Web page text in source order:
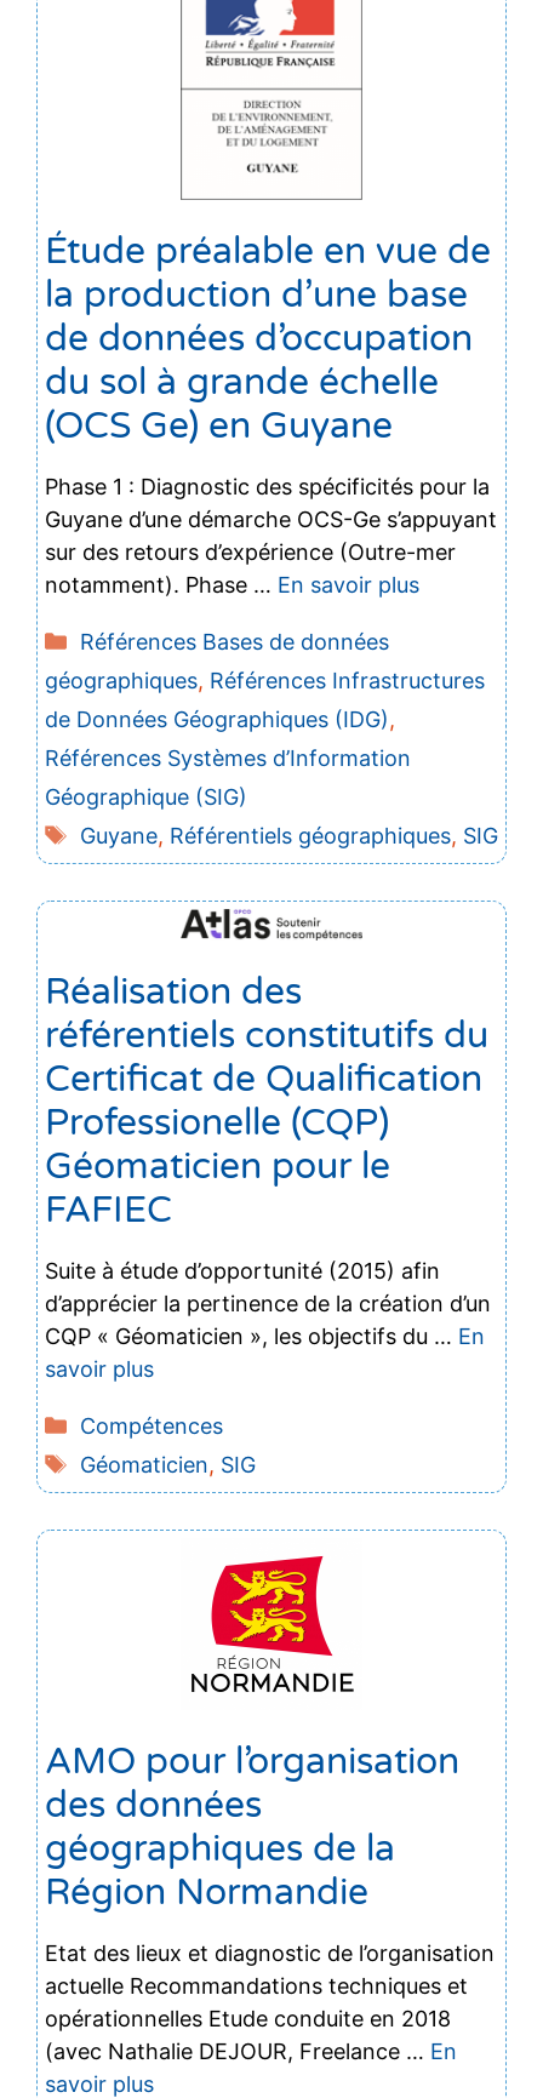
Étude préalable en vue de
la production d’une base
de données d’occupation
du sol à grande échelle
(OCS Ge) en Guyane
Phase 1 : Diagnostic des spécificités pour la
Guyane d’une démarche OCS-Ge s’appuyant
sur des retours d’expérience (Outre-mer
notamment). Phase … En savoir plus
Catégories
Références Bases de données
géographiques, Références Infrastructures
de Données Géographiques (IDG),
Références Systèmes d’Information
Géographique (SIG)
Étiquettes
Guyane, Référentiels géographiques, SIG
Réalisation des
référentiels constitutifs du
Certificat de Qualification
Professionelle (CQP)
Géomaticien pour le
FAFIEC
Suite à étude d’opportunité (2015) afin
d’apprécier la pertinence de la création d’un
CQP « Géomaticien », les objectifs du … En
savoir plus
Catégories
Compétences
Étiquettes
Géomaticien, SIG
AMO pour l’organisation
des données
géographiques de la
Région Normandie
Etat des lieux et diagnostic de l’organisation
actuelle Recommandations techniques et
opérationnelles Etude conduite en 2018
(avec Nathalie DEJOUR, Freelance … En
savoir plus